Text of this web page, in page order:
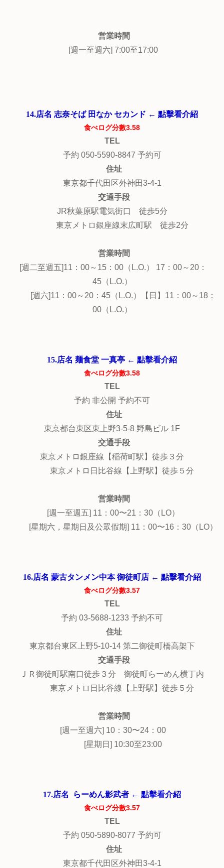
営業時間
[週一至週六] 7:00至17:00
14.店名 志奈そば 田なか セカンド ← 點擊看介紹
食べログ分數3.58
TEL
予約 050-5590-8847 予約可
住址
東京都千代田区外神田3-4-1
交通手段
JR秋葉原駅電気街口 徒歩5分
東京メトロ銀座線末広町駅 徒歩2分
営業時間
[週二至週五]11：00～15：00（L.O.） 17：00～20：
45（L.O.）
[週六]11：00～20：45（L.O.）【日】11：00～18：
00（L.O.）
15.店名 麺食堂 一真亭 ← 點擊看介紹
食べログ分數3.58
TEL
予約 非公開 予約不可
住址
東京都台東区東上野3-5-8 野島ビル 1F
交通手段
東京メトロ銀座線【稲荷町駅】徒歩３分
東京メトロ日比谷線【上野駅】徒歩５分
営業時間
[週一至週五] 11：00〜21：30（LO）
[星期六，星期日及公眾假期] 11：00〜16：30（LO）
16.店名 蒙古タンメン中本 御徒町店 ← 點擊看介紹
食べログ分數3.57
TEL
予約 03-5688-1233 予約不可
住址
東京都台東区上野5-10-14 第二御徒町橋高架下
交通手段
ＪＲ御徒町駅南口徒歩３分 御徒町らーめん横丁内
東京メトロ日比谷線【上野駅】徒歩５分
営業時間
[週一至週六] 10：30〜24：00
[星期日] 10:30至23:00
17.店名 らーめん影武者 ← 點擊看介紹
食べログ分數3.57
TEL
予約 050-5890-8077 予約可
住址
東京都千代田区外神田3-4-1